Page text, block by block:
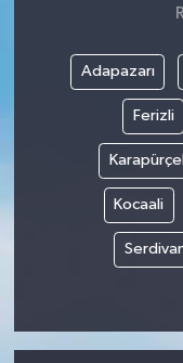
Adapazarı
Ferizli
Kocaali